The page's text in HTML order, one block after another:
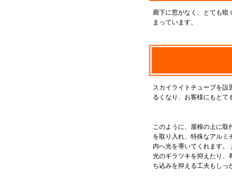
廊下に窓がなく、とても暗
まっています。
スカイライトチューブを設
るくなり、お客様にもとて
このように、屋根の上に
を取り入れ、特殊なアルミ
内へ光を導いてくれます。
光のギラツキを抑えたり、
ち込みを抑える工夫もしっ